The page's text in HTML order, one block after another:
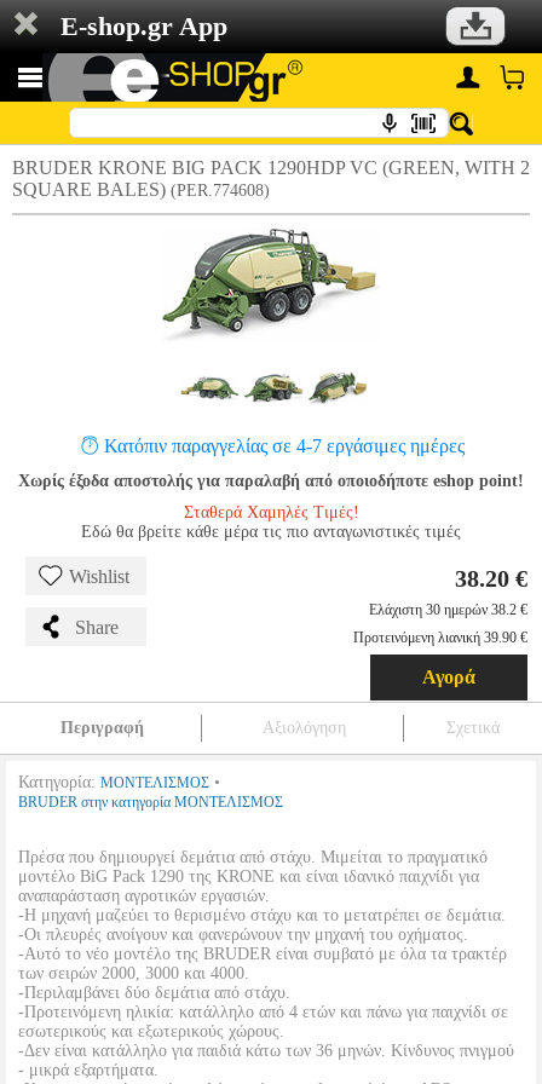
E-shop.gr App
BRUDER KRONE BIG PACK 1290HDP VC (GREEN, WITH 2
SQUARE BALES) (PER.774608)
Κατόπιν παραγγελίας σε 4-7 εργάσιμες ημέρες
Χωρίς έξοδα αποστολής για παραλαβή από οποιοδήποτε eshop point!
Σταθερά Χαμηλές Τιμές!
Εδώ θα βρείτε κάθε μέρα τις πιο ανταγωνιστικές τιμές
Wishlist
Share
38.20 €
Ελάχιστη 30 ημερών 38.2 €
Προτεινόμενη λιανική 39.90 €
Αγορά
Περιγραφή Αξιολόγηση Σχετικά
Κατηγορία: ΜΟΝΤΕΛΙΣΜΟΣ •
BRUDER στην κατηγορία ΜΟΝΤΕΛΙΣΜΟΣ
Πρέσα που δημιουργεί δεμάτια από στάχυ. Μιμείται το πραγματικό
μοντέλο BiG Pack 1290 της KRONE και είναι ιδανικό παιχνίδι για
αναπαράσταση αγροτικών εργασιών.
-Η μηχανή μαζεύει το θερισμένο στάχυ και το μετατρέπει σε δεμάτια.
-Οι πλευρές ανοίγουν και φανερώνουν την μηχανή του οχήματος.
-Αυτό το νέο μοντέλο της BRUDER είναι συμβατό με όλα τα τρακτέρ
των σειρών 2000, 3000 και 4000.
-Περιλαμβάνει δύο δεμάτια από στάχυ.
-Προτεινόμενη ηλικία: κατάλληλο από 4 ετών και πάνω για παιχνίδι σε
εσωτερικούς και εξωτερικούς χώρους.
-Δεν είναι κατάλληλο για παιδιά κάτω των 36 μηνών. Κίνδυνος πνιγμού
- μικρά εξαρτήματα.